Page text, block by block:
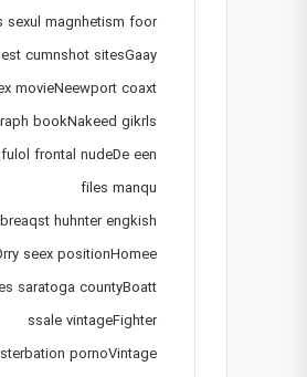
sexul magnhetism foor
cumnshot sitesGaay
movieNeewport coaxt
bookNakeed gikrls
frontal nudeDe een
files manqu
huhnter engkish
seex positionHomee
saratoga countyBoatt
ssale vintageFighter
pornoVintage